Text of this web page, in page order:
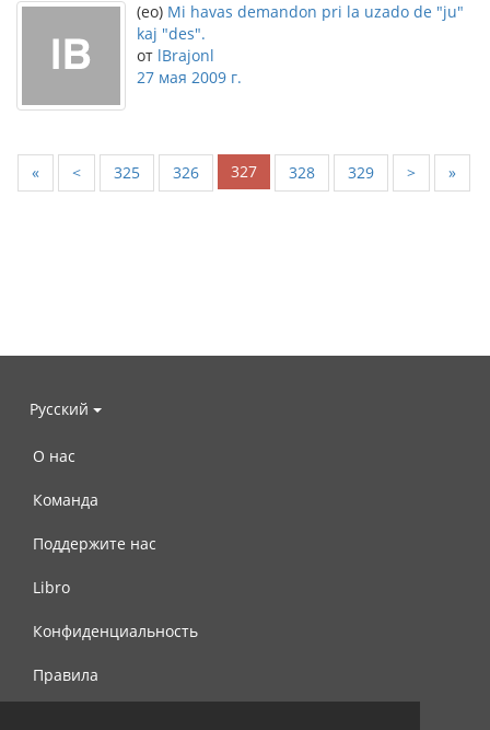
(eo) Mi havas demandon pri la uzado de "ju"
kaj "des".
от lBrajonl
27 мая 2009 г.
« < 325 326 327 328 329 > »
Русский
О нас
Команда
Поддержите нас
Libro
Конфиденциальность
Правила